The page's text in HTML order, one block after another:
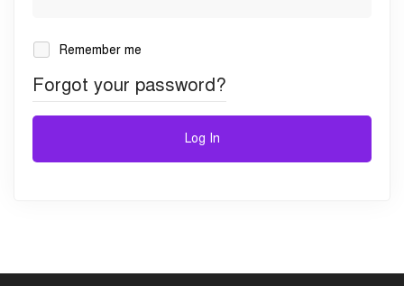
Remember me
Forgot your password?
Log In